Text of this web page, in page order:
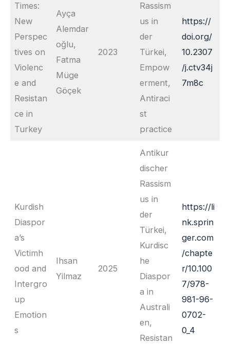
Times:
New
Perspec
tives on
Violenc
e and
Resistan
ce in
Turkey
Ayça
Alemdar
oğlu,
Fatma
Müge
Göçek
2023
Rassism
us in
der
Türkei,
Empow
erment,
Antiraci
st
practice
https://
doi.org/
10.2307
/j.ctv34j
7m8c
Kurdish
Diaspor
a’s
Victimh
ood and
Intergro
up
Emotion
s
Ihsan
Yilmaz
2025
Antikur
discher
Rassism
us in
der
Türkei,
Kurdisc
he
Diaspor
a in
Australi
en,
Resistan
https://li
nk.sprin
ger.com
/chapte
r/10.100
7/978-
981-96-
0702-
0_4